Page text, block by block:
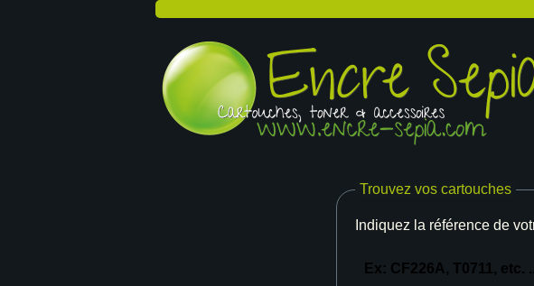
Trouvez vos cartouches
Indiquez la référence de